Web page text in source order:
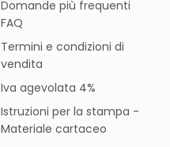
Domande più frequenti
FAQ
Termini e condizioni di
vendita
Iva agevolata 4%
Istruzioni per la stampa -
Materiale cartaceo